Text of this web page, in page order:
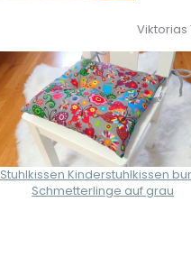
Viktorias
Stuhlkissen Kinderstuhlkissen
Schmetterlinge auf grau